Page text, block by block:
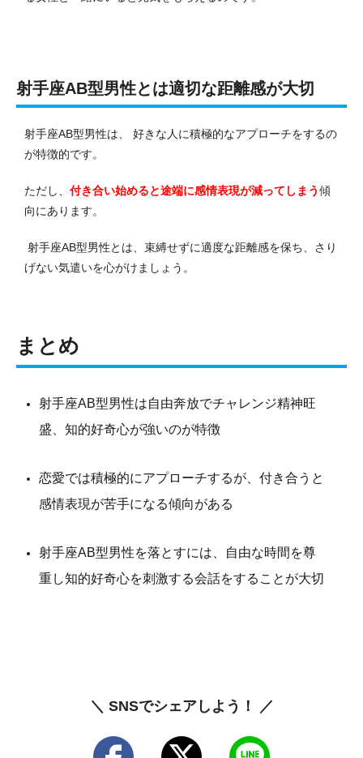
射手座AB型男性とは適切な距離感が大切
射手座AB型男性は、 好きな人に積極的なアプローチをするの
が特徴的です。
ただし、 付き合い始めると途端に感情表現が減ってしまう傾
向にあります。
射手座AB型男性とは、束縛せずに適度な距離感を保ち、さり
げない気遣いを心がけましょう。
まとめ
射手座AB型男性は自由奔放でチャレンジ精神旺
盛、知的好奇心が強いのが特徴
恋愛では積極的にアプローチするが、付き合うと
感情表現が苦手になる傾向がある
射手座AB型男性を落とすには、自由な時間を尊
重し知的好奇心を刺激する会話をすることが大切
＼ SNSでシェアしよう！ ／